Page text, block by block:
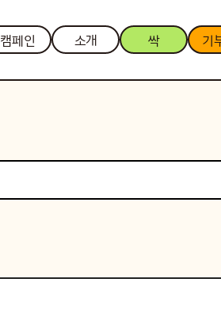
캠페인 소개 싹 기